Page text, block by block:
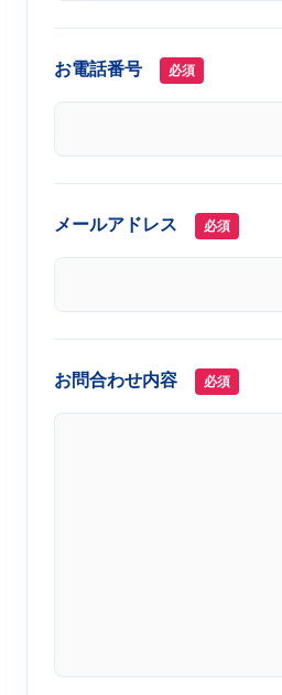
お電話番号 必須
メールアドレス 必須
お問合わせ内容 必須